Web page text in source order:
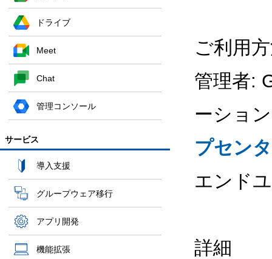
ドライブ
Meet
Chat
管理コンソール
サービス
導入支援
グループウェア移行
アプリ開発
機能拡張
ご利用
管理者:
ーショ
プセン
エンド
詳細